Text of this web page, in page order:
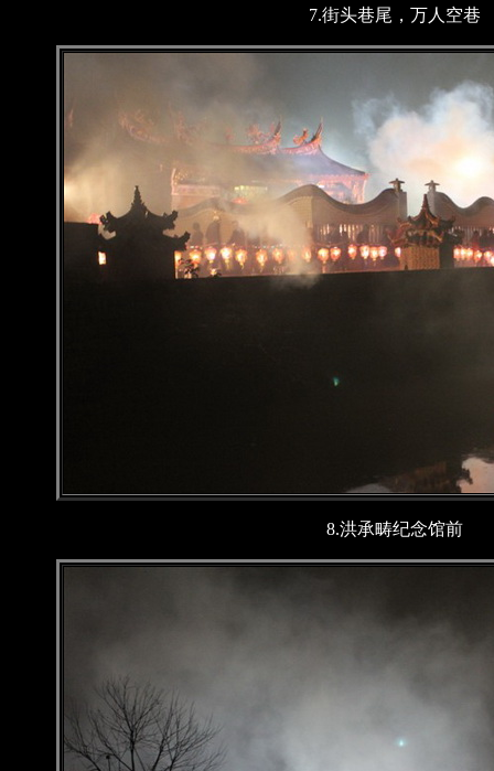
7.街头巷尾，万人空巷
8.洪承畴纪念馆前